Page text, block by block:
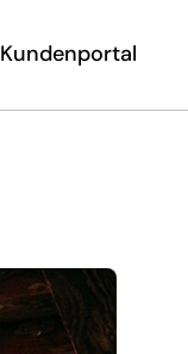
Kundenportal